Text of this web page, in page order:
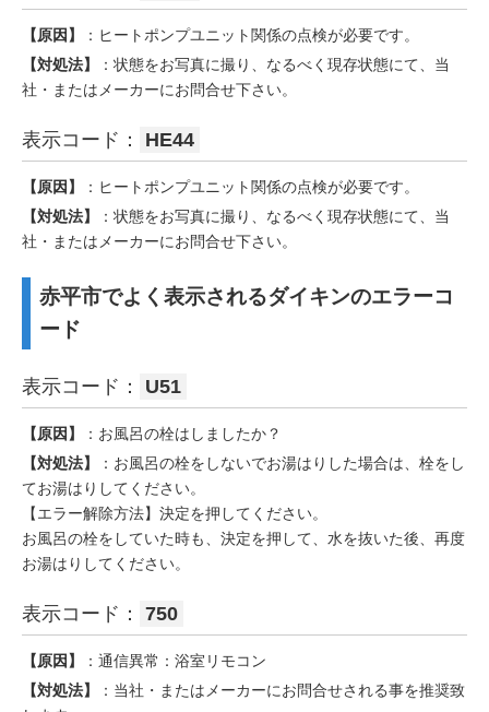
【原因】
：ヒートポンプユニット関係の点検が必要です。
【対処法】
：状態をお写真に撮り、なるべく現存状態にて、当
社・またはメーカーにお問合せ下さい。
表示コード： HE44
【原因】
：ヒートポンプユニット関係の点検が必要です。
【対処法】
：状態をお写真に撮り、なるべく現存状態にて、当
社・またはメーカーにお問合せ下さい。
赤平市でよく表示されるダイキンのエラーコ
ード
表示コード： U51
【原因】
：お風呂の栓はしましたか？
【対処法】
：お風呂の栓をしないでお湯はりした場合は、栓をし
てお湯はりしてください。
【エラー解除方法】決定を押してください。
お風呂の栓をしていた時も、決定を押して、水を抜いた後、再度
お湯はりしてください。
表示コード： 750
【原因】
：通信異常：浴室リモコン
【対処法】
：当社・またはメーカーにお問合せされる事を推奨致